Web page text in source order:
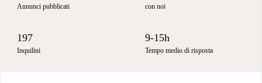
Annunci pubblicati con noi
197
Inquilini
9-15h
Tempo medio di risposta